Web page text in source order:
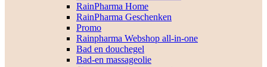
RainPharma Home
RainPharma Geschenken
Promo
Rainpharma Webshop all-in-one
Bad en douchegel
Bad-en massageolie